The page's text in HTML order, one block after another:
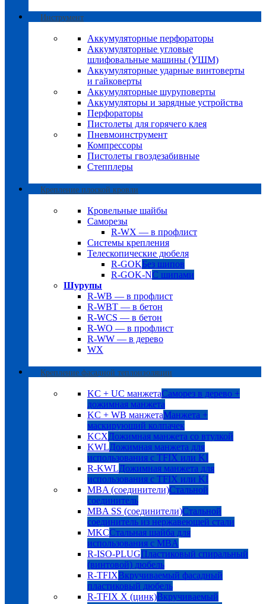
Инструмент
Аккумуляторные перфораторы
Аккумуляторные угловые
шлифовальные машины (УШМ)
Аккумуляторные ударные винтоверты
и гайковерты
Аккумуляторные шуруповерты
Аккумуляторы и зарядные устройства
Перфораторы
Пистолеты для горячего клея
Пневмоинструмент
Компрессоры
Пистолеты гвоздезабивные
Степплеры
Крепление плоской кровли
Кровельные шайбы
Саморезы
R-WX — в профлист
Системы крепления
Телескопические дюбеля
R-GOKБез шипов
R-GOK-NС шипами
Шурупы
R-WB — в профлист
R-WBT — в бетон
R-WCS — в бетон
R-WO — в профлист
R-WW — в дерево
WX
Крепление фасадной теплоизоляции
KC + UC манжетаСаморез в дерево +
дожимная манжета
KC + WB манжетаМанжета +
маскирующий колпачек
KCXДожимная манжета со втулкой
KWLДожимная манжета для
использования с TFIX или KI
R-KWLДожимная манжета для
использования с TFIX или KI
MBA (соединители)Стальной
соединитель
MBA SS (соединители)Стальной
соединитель из нержавеющей стали
MKCСтальная шайба для
использования с MBA
R-ISO-PLUGПластиковый спиральный
(винтовой) дюбель
R-TFIXВкручиваемый фасадный
пластиковый дюбель
R-TFIX X (цинк)Вкручиваемый